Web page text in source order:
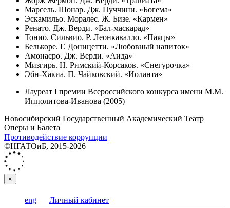
Марсель. Шонар. Дж. Пуччини. «Богема»
Эскамильо. Моралес. Ж. Бизе. «Кармен»
Ренато. Дж. Верди. «Бал-маскарад»
Тонио. Сильвио. Р. Леонкавалло. «Паяцы»
Белькоре. Г. Доницетти. «Любовный напиток»
Амонасро. Дж. Верди. «Аида»
Мизгирь. Н. Римский-Корсаков. «Снегурочка»
Эбн-Хакиа. П. Чайковский. «Иоланта»
Лауреат I премии Всероссийского конкурса имени М.М.
Ипполитова-Иванова (2005)
Новосибирский Государственный Академический Театр
Оперы и Балета
Противодействие коррупции
©НГАТОиБ, 2015-2026
×
eng Личный кабинет